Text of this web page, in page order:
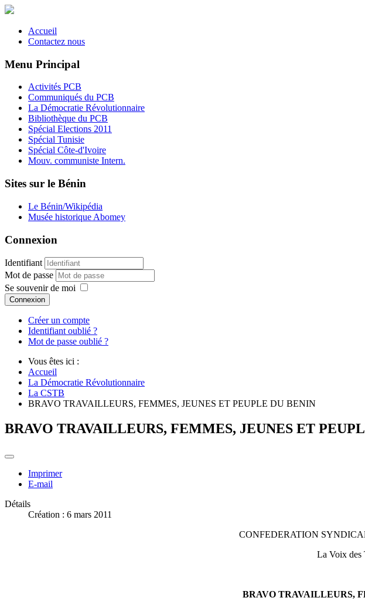
Accueil
Contactez nous
Menu Principal
Activités PCB
Communiqués du PCB
La Démocratie Révolutionnaire
Bibliothèque du PCB
Spécial Elections 2011
Spécial Tunisie
Spécial Côte-d'Ivoire
Mouv. communiste Intern.
Sites sur le Bénin
Le Bénin/Wikipédia
Musée historique Abomey
Connexion
Identifiant
Mot de passe
Se souvenir de moi
Connexion
Créer un compte
Identifiant oublié ?
Mot de passe oublié ?
Vous êtes ici :
Accueil
La Démocratie Révolutionnaire
La CSTB
BRAVO TRAVAILLEURS, FEMMES, JEUNES ET PEUPLE DU BENIN
BRAVO TRAVAILLEURS, FEMMES, JEUNES ET
Imprimer
E-mail
Détails
Création : 6 mars 2011
CONFEDERATION
La Voix des
BRAVO TRAVAILLEURS,